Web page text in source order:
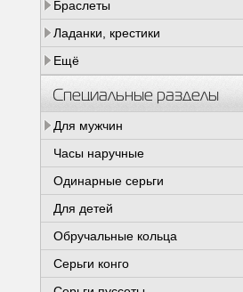
Браслеты
Ладанки, крестики
Ещё
Специальные разделы
Для мужчин
Часы наручные
Одинарные серьги
Для детей
Обручальные кольца
Серьги конго